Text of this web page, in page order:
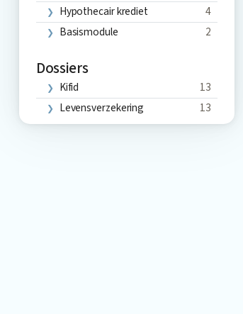
Hypothecair krediet
4
Basismodule
2
Dossiers
Kifid
13
Levensverzekering
13